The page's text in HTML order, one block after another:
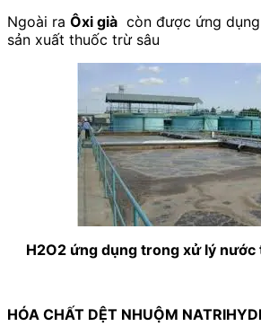
Ngoài ra Ôxi già còn được ứng
sản xuất thuốc trừ sâu
H2O2 ứng dụng trong xử lý nước
HÓA CHẤT DỆT NHUỘM